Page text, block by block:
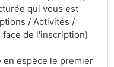
qui vous est
/ Activités /
de l'inscription)
en espèce le premier